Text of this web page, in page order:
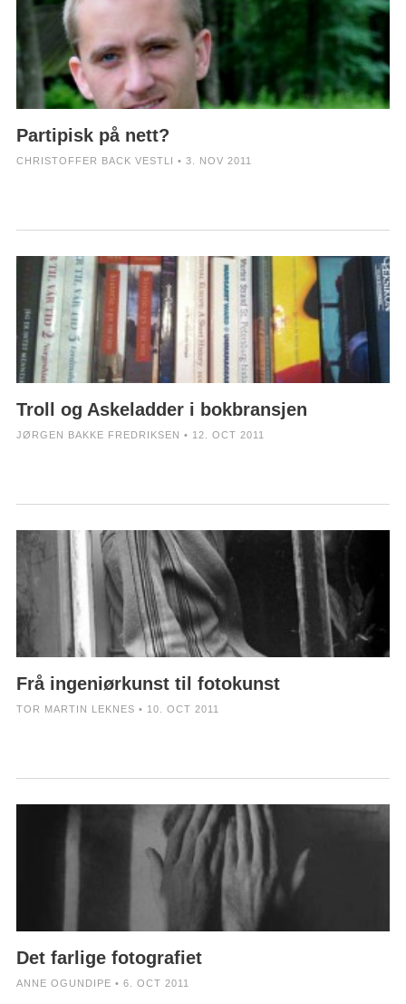
Partipisk på nett?
CHRISTOFFER BACK VESTLI • 3. NOV 2011
Troll og Askeladder i bokbransjen
JØRGEN BAKKE FREDRIKSEN • 12. OCT 2011
Frå ingeniørkunst til fotokunst
TOR MARTIN LEKNES • 10. OCT 2011
Det farlige fotografiet
ANNE OGUNDIPE • 6. OCT 2011